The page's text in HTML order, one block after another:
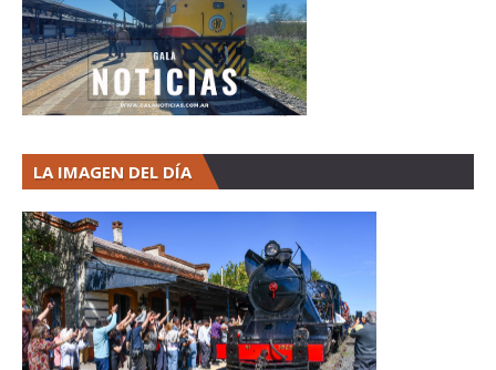
LA IMAGEN DEL DÍA